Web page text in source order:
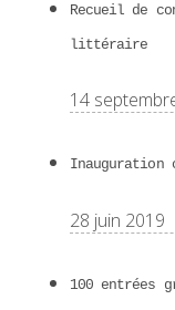
Recueil de
littéraire
14
Inauguration
28 juin 2019
100 entrées